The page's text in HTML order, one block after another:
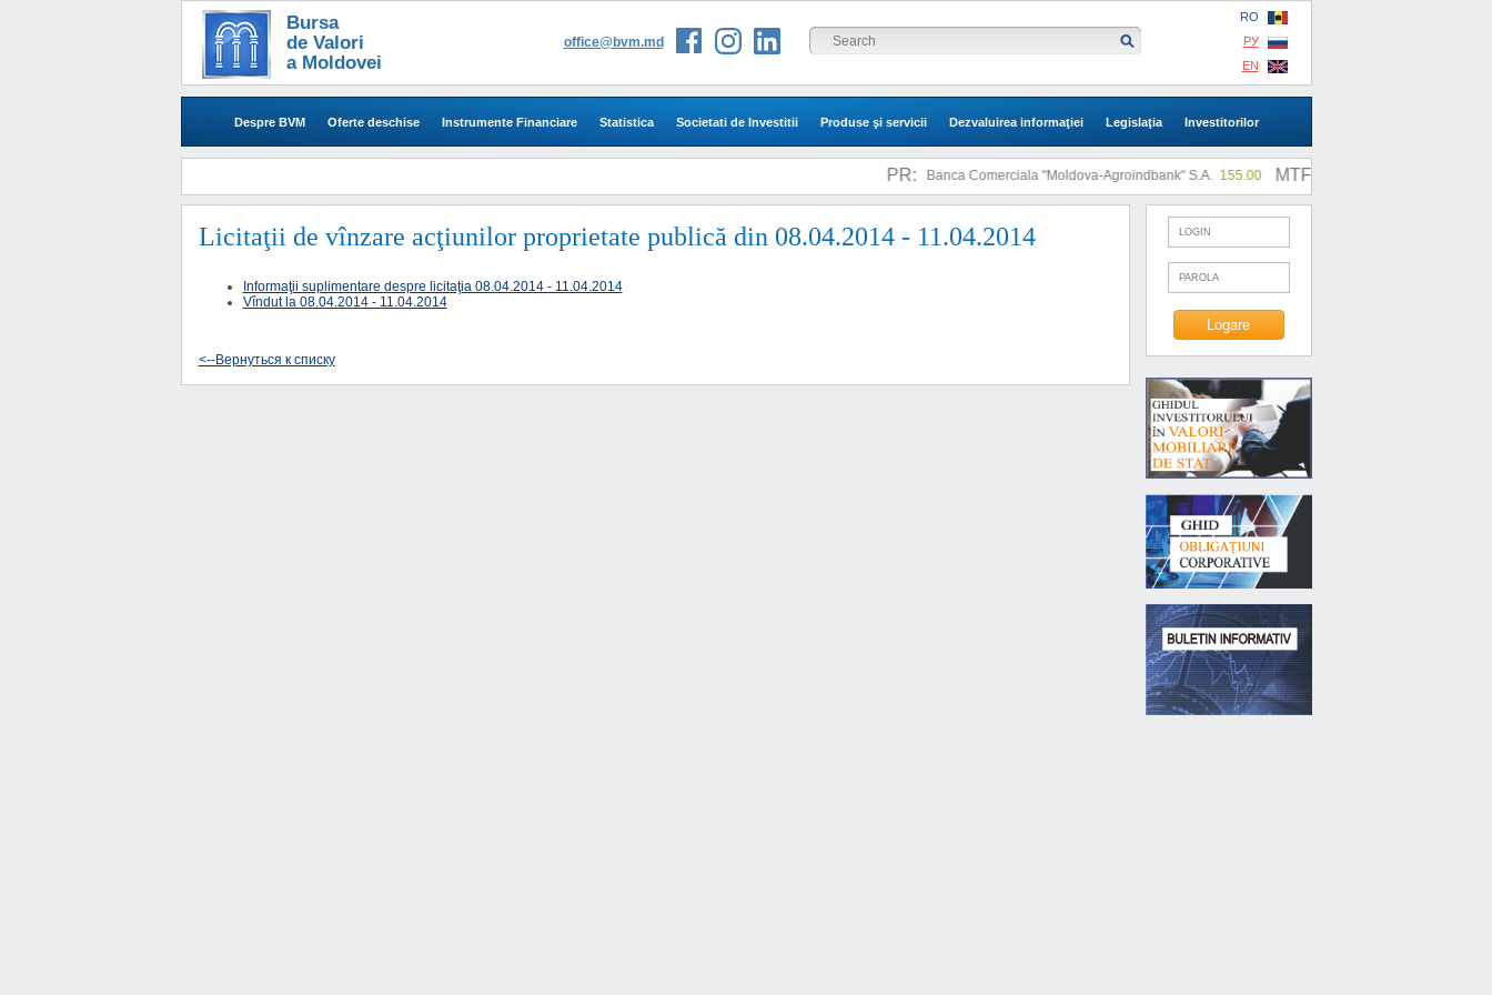
Bursa
de Valori
a Moldovei
RO
РУ
EN
office@bvm.md
Despre BVM Oferte deschise Instrumente Financiare Statistica Societati de Investitii Produse şi servicii Dezvaluirea informaţiei Legislaţia Investitorilor
PR: Banca Comerciala "Moldova-Agroindbank" S.A. 155.00 MTF: |
Licitaţii de vînzare acţiunilor proprietate publică din 08.04.2014 - 11.04.2014
Informaţii suplimentare despre licitaţia 08.04.2014 - 11.04.2014
Vîndut la 08.04.2014 - 11.04.2014
<--Вернуться к списку